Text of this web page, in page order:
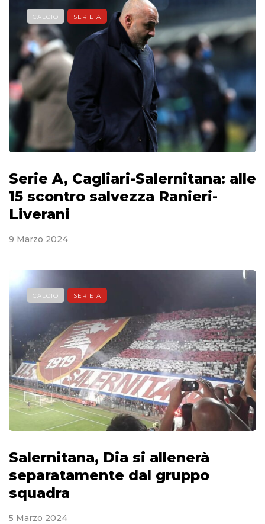
CALCIO SERIE A
Serie A, Cagliari-Salernitana: alle
15 scontro salvezza Ranieri-
Liverani
9 Marzo 2024
CALCIO SERIE A
Salernitana, Dia si allenerà
separatamente dal gruppo
squadra
5 Marzo 2024